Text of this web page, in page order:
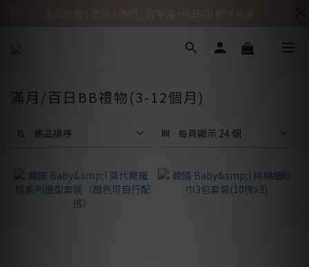
滿月/百日BB禮物(3-12個月)
商品排序 每頁顯示 24 個